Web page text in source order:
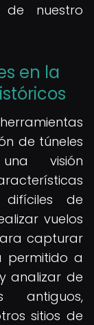
nuestro
en la
de túneles
una visión
de
vuelos
capturar
permitido a
analizar de
antiguos,
sitios de